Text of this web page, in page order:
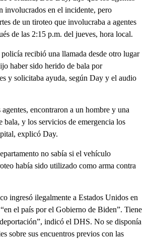
involucrados en el incidente, pero
de un tiroteo que involucraba a agentes
de las 2:15 p.m. del jueves, hora local.
recibió una llamada desde otro lugar
haber sido herido de bala por
y solicitaba ayuda, según Day y el audio
encontraron a un hombre y una
bala, y los servicios de emergencia los
explicó Day.
no sabía si el vehículo
había sido utilizado como arma contra
ingresó ilegalmente a Estados Unidos en
el país por el Gobierno de Biden”. Tiene
indicó el DHS. No se disponía
sobre sus encuentros previos con las